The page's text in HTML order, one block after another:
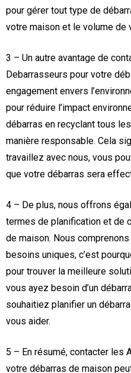
pour gérer tout type de
votre maison et le volume de
3 – Un autre avantage de
Debarrasseurs pour votre
engagement envers
pour réduire l’impact
débarras en recyclant tous
manière responsable. Cela
travaillez avec nous, vous
que votre débarras sera
4 – De plus, nous offrons
termes de planification et de
de maison. Nous
besoins uniques, c’est
pour trouver la meilleure
vous ayez besoin d’un
souhaitiez planifier un
vous aider.
5 – En résumé, contacter les
votre débarras de maison